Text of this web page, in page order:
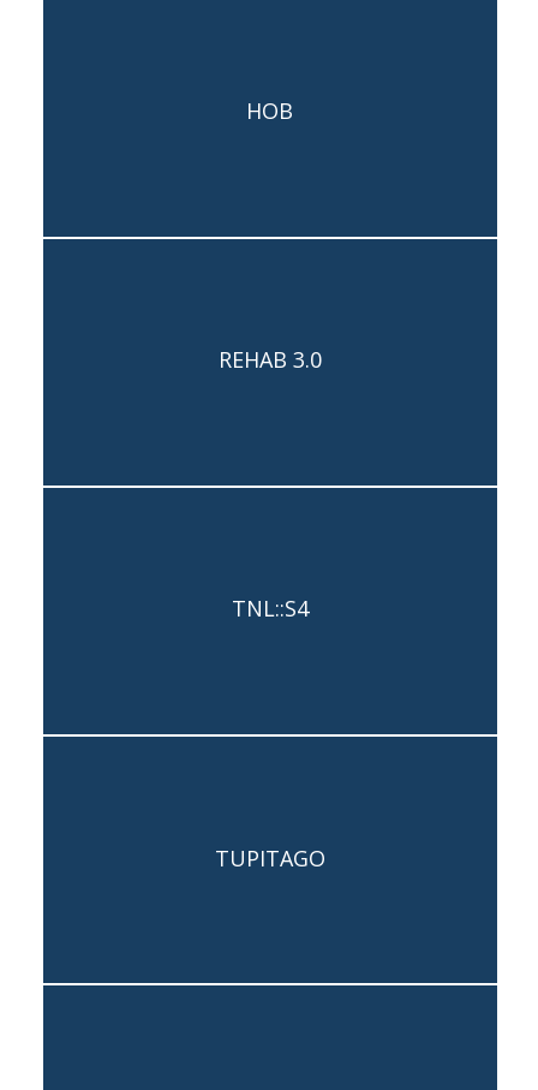
HOB
Capogruppo: Margherita Possanzini
REHAB 3.0
Capogruppo: Andrea Coppari
TNL::S4
Capogruppo: Leonardo Caggianelli
TUPITAGO
Capogruppo: Ahmad Moh’d El Hasani